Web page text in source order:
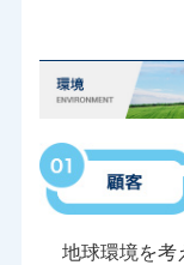
地球環境を考